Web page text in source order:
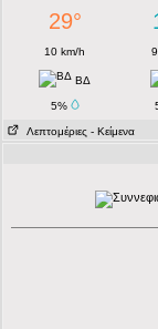
29°
10 km/h
ΒΔ
5%
Λεπτομέριες - Κείμενα